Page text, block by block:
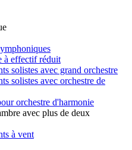
à effectif réduit
solistes avec grand orchestre
solistes avec orchestre de
orchestre d'harmonie
avec plus de deux
à vent